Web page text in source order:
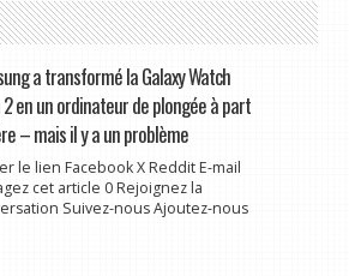
a transformé la Galaxy Watch
en un ordinateur de plongée à part
– mais il y a un problème
le lien Facebook X Reddit E-mail
cet article 0 Rejoignez la
Suivez-nous Ajoutez-nous